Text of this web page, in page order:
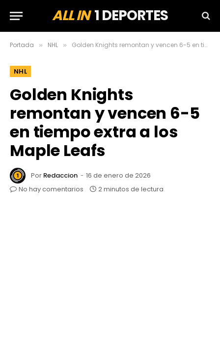
ALL IN1 DEPORTES
Portada » NHL » Golden Knights remontan y vencen 6-5 en tiempo extra a los Maple Leafs
NHL
Golden Knights
remontan y vencen 6-5
en tiempo extra a los
Maple Leafs
Por Redaccion
16 de enero de 2026
No hay comentarios
2 minutos de lectura